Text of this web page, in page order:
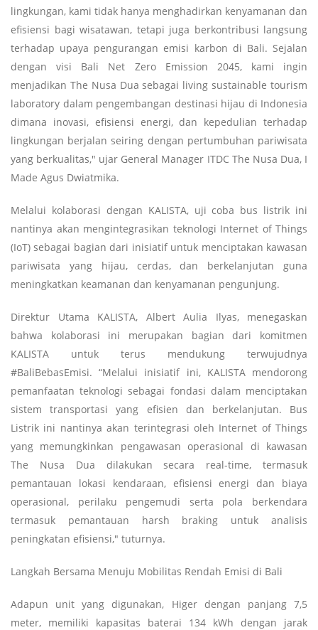
lingkungan, kami tidak hanya menghadirkan kenyamanan dan
efisiensi bagi wisatawan, tetapi juga berkontribusi langsung
terhadap upaya pengurangan emisi karbon di Bali. Sejalan
dengan visi Bali Net Zero Emission 2045, kami ingin
menjadikan The Nusa Dua sebagai living sustainable tourism
laboratory dalam pengembangan destinasi hijau di Indonesia
dimana inovasi, efisiensi energi, dan kepedulian terhadap
lingkungan berjalan seiring dengan pertumbuhan pariwisata
yang berkualitas," ujar General Manager ITDC The Nusa Dua, I
Made Agus Dwiatmika.
Melalui kolaborasi dengan KALISTA, uji coba bus listrik ini
nantinya akan mengintegrasikan teknologi Internet of Things
(IoT) sebagai bagian dari inisiatif untuk menciptakan kawasan
pariwisata yang hijau, cerdas, dan berkelanjutan guna
meningkatkan keamanan dan kenyamanan pengunjung.
Direktur Utama KALISTA, Albert Aulia Ilyas, menegaskan
bahwa kolaborasi ini merupakan bagian dari komitmen
KALISTA untuk terus mendukung terwujudnya
#BaliBebasEmisi. “Melalui inisiatif ini, KALISTA mendorong
pemanfaatan teknologi sebagai fondasi dalam menciptakan
sistem transportasi yang efisien dan berkelanjutan. Bus
Listrik ini nantinya akan terintegrasi oleh Internet of Things
yang memungkinkan pengawasan operasional di kawasan
The Nusa Dua dilakukan secara real-time, termasuk
pemantauan lokasi kendaraan, efisiensi energi dan biaya
operasional, perilaku pengemudi serta pola berkendara
termasuk pemantauan harsh braking untuk analisis
peningkatan efisiensi," tuturnya.
Langkah Bersama Menuju Mobilitas Rendah Emisi di Bali
Adapun unit yang digunakan, Higer dengan panjang 7,5
meter, memiliki kapasitas baterai 134 kWh dengan jarak